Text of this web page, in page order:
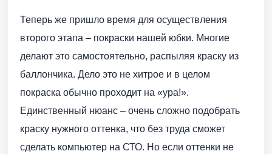
Теперь же пришло время для осуществления
второго этапа – покраски нашей юбки. Многие
делают это самостоятельно, распыляя краску из
баллончика. Дело это не хитрое и в целом
покраска обычно проходит на «ура!».
Единственный нюанс – очень сложно подобрать
краску нужного оттенка, что без труда сможет
сделать компьютер на СТО. Но если оттенки не